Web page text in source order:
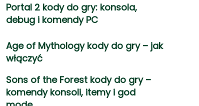
Portal 2 kody do gry: konsola,
debug i komendy PC
Age of Mythology kody do gry – jak
włączyć
Sons of the Forest kody do gry –
komendy konsoli, itemy i god